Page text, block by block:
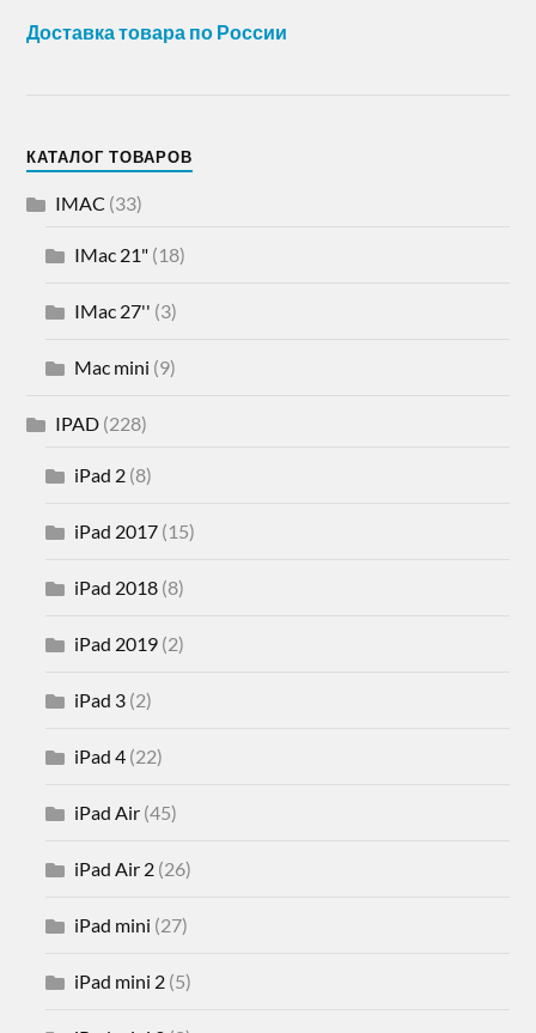
Доставка товара по России
КАТАЛОГ ТОВАРОВ
IMAC (33)
IMac 21" (18)
IMac 27'' (3)
Mac mini (9)
IPAD (228)
iPad 2 (8)
iPad 2017 (15)
iPad 2018 (8)
iPad 2019 (2)
iPad 3 (2)
iPad 4 (22)
iPad Air (45)
iPad Air 2 (26)
iPad mini (27)
iPad mini 2 (5)